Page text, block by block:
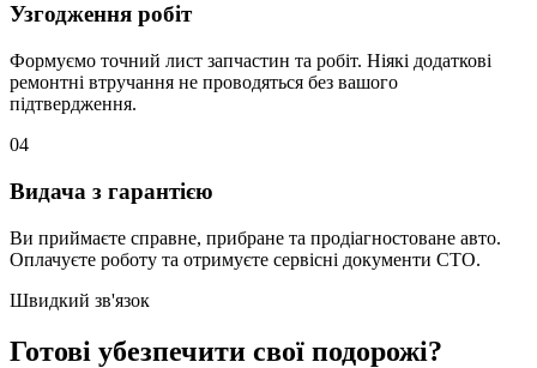
Узгодження робіт
Формуємо точний лист запчастин та робіт. Ніякі додаткові
ремонтні втручання не проводяться без вашого
підтвердження.
04
Видача з гарантією
Ви приймаєте справне, прибране та продіагностоване авто.
Оплачуєте роботу та отримуєте сервісні документи СТО.
Швидкий зв'язок
Готові убезпечити свої подорожі?